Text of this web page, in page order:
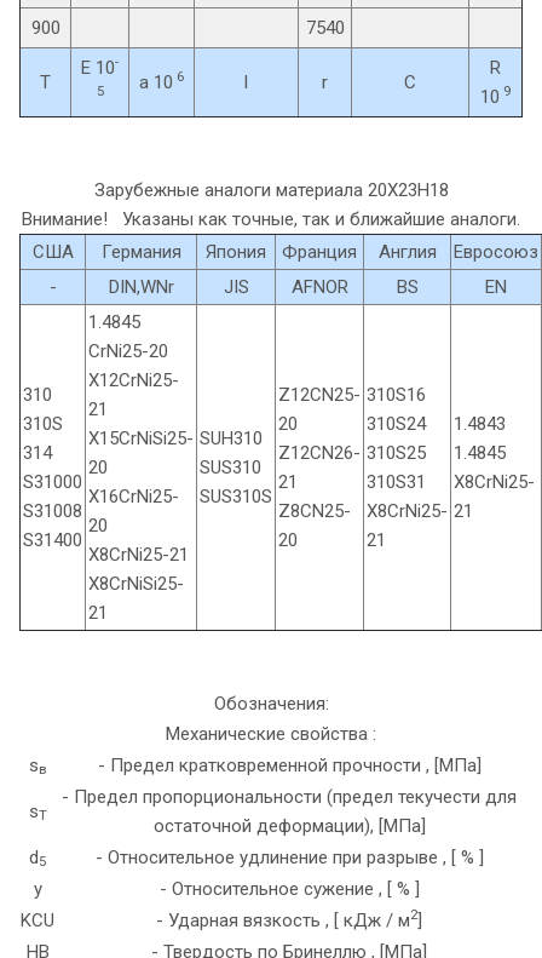
900
7540
T
E 10-
5
a 10 6 l r C
R
10 9
Зарубежные аналоги материала 20Х23Н18
Внимание! Указаны как точные, так и ближайшие аналоги.
США
Германия Япония Франция Англия
Евросоюз
-
DIN,WNr JIS AFNOR BS EN
310
310S
314
S31000
S31008
S31400
1.4845
CrNi25-20
X12CrNi25-
21
X15CrNiSi25-
20
X16CrNi25-
20
X8CrNi25-21
X8CrNiSi25-
21
SUH310
SUS310
SUS310S
Z12CN25-
20
Z12CN26-
21
Z8CN25-
20
310S16
310S24
310S25
310S31
X8CrNi25-
21
1.4843
1.4845
X8CrNi25-
21
Обозначения:
Механические свойства :
sв - Предел кратковременной прочности , [МПа]
sT
- Предел пропорциональности (предел текучести для
остаточной деформации), [МПа]
d5
- Относительное удлинение при разрыве , [ % ]
y
- Относительное сужение , [ % ]
KCU
- Ударная вязкость , [ кДж / м2]
HB
- Твердость по Бринеллю , [МПа]